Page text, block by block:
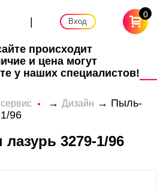
| Вход
0
происходит
и цена могут
у наших специалистов!
→ Дизайн → Пыль-
96
3279-1/96